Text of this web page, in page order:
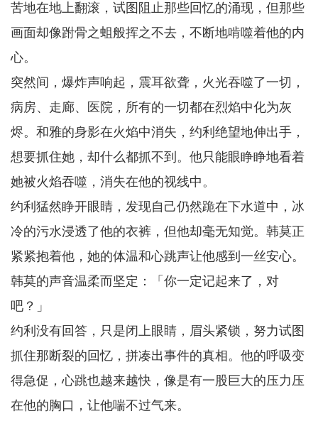
苦地在地上翻滚，试图阻止那些回忆的涌现，但那些
画面却像跗骨之蛆般挥之不去，不断地啃噬着他的内
心。
突然间，爆炸声响起，震耳欲聋，火光吞噬了一切，
病房、走廊、医院，所有的一切都在烈焰中化为灰
烬。和雅的身影在火焰中消失，约利绝望地伸出手，
想要抓住她，却什么都抓不到。他只能眼睁睁地看着
她被火焰吞噬，消失在他的视线中。
约利猛然睁开眼睛，发现自己仍然跪在下水道中，冰
冷的污水浸透了他的衣裤，但他却毫无知觉。韩莫正
紧紧抱着他，她的体温和心跳声让他感到一丝安心。
韩莫的声音温柔而坚定：「你一定记起来了，对
吧？」
约利没有回答，只是闭上眼睛，眉头紧锁，努力试图
抓住那断裂的回忆，拼凑出事件的真相。他的呼吸变
得急促，心跳也越来越快，像是有一股巨大的压力压
在他的胸口，让他喘不过气来。